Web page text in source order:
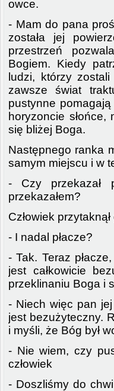
owce.
- Mam do pana
została jej
przestrzeń
Bogiem. Kiedy
ludzi, którzy
zawsze świat
pustynne
horyzoncie
się bliżej Boga.
Następnego ranka
samym miejscu i w
- Czy przekazał
przekazałem?
Człowiek przytaknął
- I nadal płacze?
- Tak. Teraz
jest całkowicie
przeklinaniu Boga i
- Niech więc pan
jest bezużyteczny.
i myśli, że Bóg był
- Nie wiem, czy
człowiek
- Doszliśmy do